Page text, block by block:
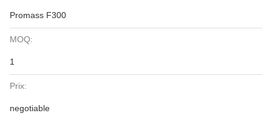
Promass F300
MOQ:
1
Prix:
negotiable